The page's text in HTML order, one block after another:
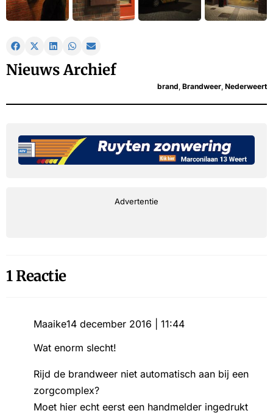
Nieuws Archief
brand, Brandweer, Nederweert
Advertentie
1 Reactie
Maaike14 december 2016 | 11:44
Wat enorm slecht!
Rijd de brandweer niet automatisch aan bij een
zorgcomplex?
Moet hier echt eerst een handmelder ingedrukt